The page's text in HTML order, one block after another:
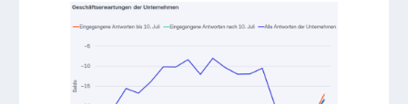
f
v
n
t
h
d